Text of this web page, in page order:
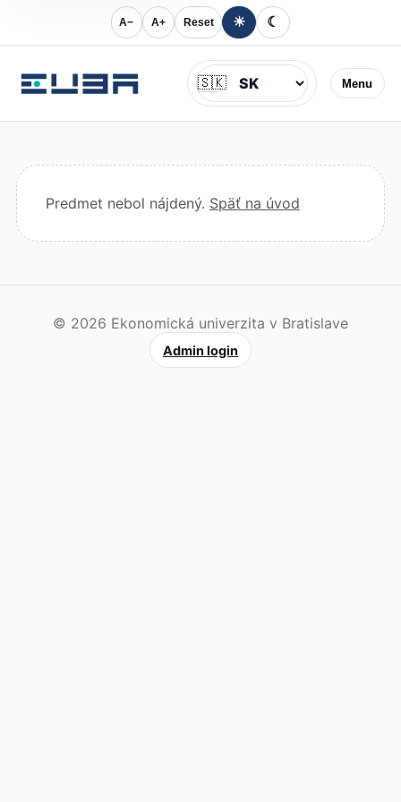
A− A+ Reset ☀ ☾
Menu
Jazyk
🇸🇰
Predmet nebol nájdený. Späť na úvod
© 2026 Ekonomická univerzita v Bratislave
Admin login